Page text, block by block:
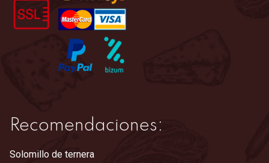
Recomendaciones:
Solomillo de ternera